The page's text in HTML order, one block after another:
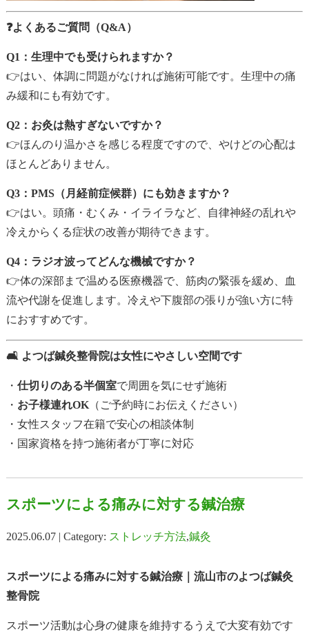
❓よくあるご質問（Q&A）
Q1：生理中でも受けられますか？
👉はい、体調に問題がなければ施術可能です。生理中の痛
み緩和にも有効です。
Q2：お灸は熱すぎないですか？
👉ほんのり温かさを感じる程度ですので、やけどの心配は
ほとんどありません。
Q3：PMS（月経前症候群）にも効きますか？
👉はい。頭痛・むくみ・イライラなど、自律神経の乱れや
冷えからくる症状の改善が期待できます。
Q4：ラジオ波ってどんな機械ですか？
👉体の深部まで温める医療機器で、筋肉の緊張を緩め、血
流や代謝を促進します。冷えや下腹部の張りが強い方に特
におすすめです。
🛋️ よつば鍼灸整骨院は女性にやさしい空間です
・ 仕切りのある半個室で周囲を気にせず施術
・ お子様連れOK（ご予約時にお伝えください）
・女性スタッフ在籍で安心の相談体制
・国家資格を持つ施術者が丁寧に対応
スポーツによる痛みに対する鍼治療
2025.06.07 | Category: ストレッチ方法,鍼灸
スポーツによる痛みに対する鍼治療｜流山市のよつば鍼灸
整骨院
スポーツ活動は心身の健康を維持するうえで大変有効です